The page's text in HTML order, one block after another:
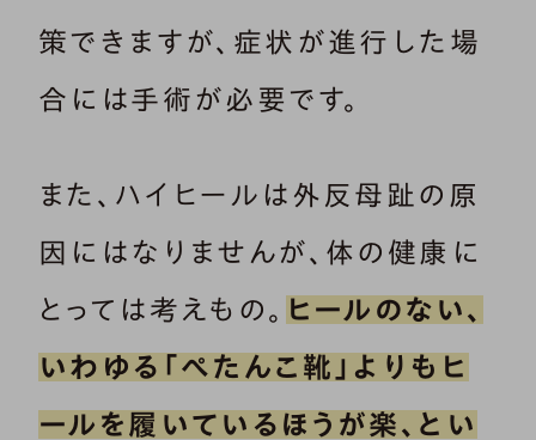
策できますが、症状が進行した場
合には手術が必要です。
また、ハイヒールは外反母趾の原
因にはなりませんが、体の健康に
とっては考えもの。 ヒールのない、
いわゆる「ぺたんこ靴」よりもヒ
ールを履いているほうが楽、とい